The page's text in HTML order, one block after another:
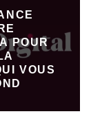
POUR
VOUS